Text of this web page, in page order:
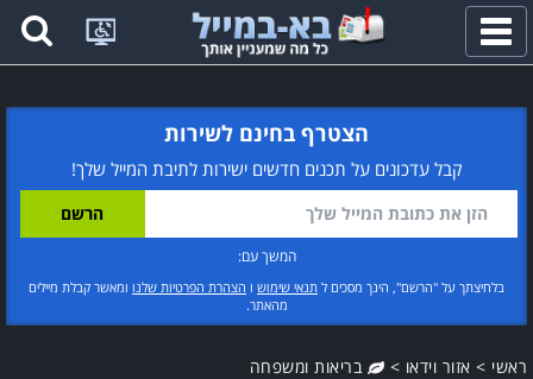
פתח
תפריט
הצטרף בחינם לשירות
קבל עדכונים על תכנים חדשים ישירות לתיבת המייל שלך!
המשך עם:
בלחיצתך על "הרשם", הינך מסכים ל תנאי שימוש ו הצהרת הפרטיות שלנו ומאשר קבלת מיילים
מהאתר.
ראשי > אזור וידאו > בריאות ומשפחה